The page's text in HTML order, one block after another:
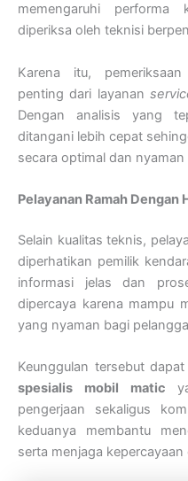
memengaruhi
diperiksa oleh teknisi
Karena itu,
penting dari layanan
Dengan analisis yang
ditangani lebih cepat
secara optimal dan
Pelayanan Ramah Dengan
Selain kualitas teknis,
diperhatikan pemilik
informasi jelas dan
dipercaya karena mampu
yang nyaman bagi
Keunggulan tersebut
spesialis mobil matic
pengerjaan sekaligus
keduanya membantu
serta menjaga